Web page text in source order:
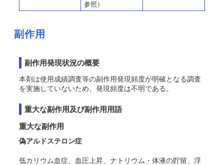
参照）
副作用
副作用発現状況の概要
本剤は使用成績調査等の副作用発現頻度が明確となる調査
を実施していないため、発現頻度は不明である。
重大な副作用及び副作用用語
重大な副作用
偽アルドステロン症
低カリウム血症、血圧上昇、ナトリウム・体液の貯留、浮